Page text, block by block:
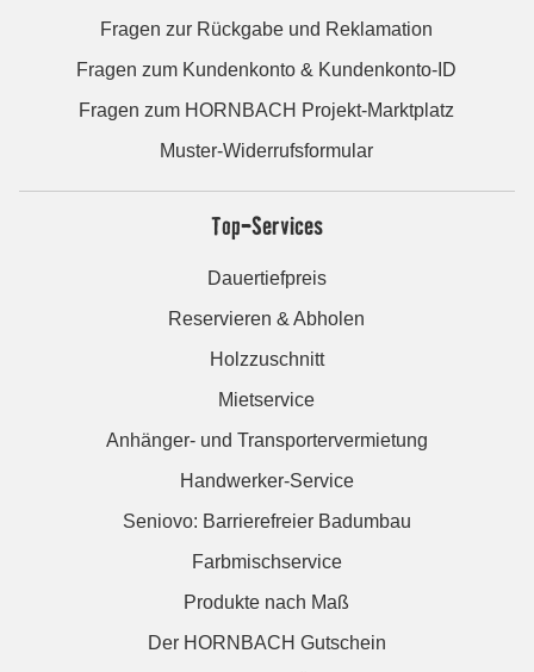
Fragen zur Rückgabe und Reklamation
Fragen zum Kundenkonto & Kundenkonto-ID
Fragen zum HORNBACH Projekt-Marktplatz
Muster-Widerrufsformular
Top-Services
Dauertiefpreis
Reservieren & Abholen
Holzzuschnitt
Mietservice
Anhänger- und Transportervermietung
Handwerker-Service
Seniovo: Barrierefreier Badumbau
Farbmischservice
Produkte nach Maß
Der HORNBACH Gutschein